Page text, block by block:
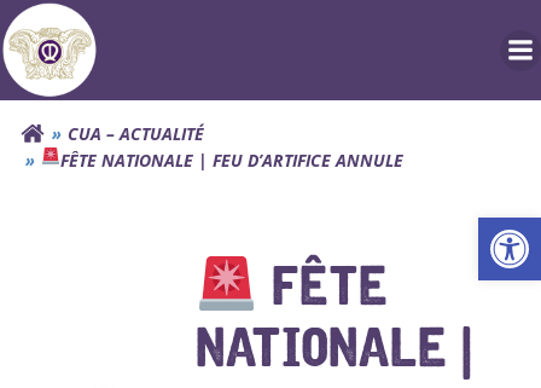
Aller
au
contenu
CUA – ACTUALITÉ
FÊTE NATIONALE | FEU D’ARTIFICE ANNULE
FÊTE
NATIONALE |